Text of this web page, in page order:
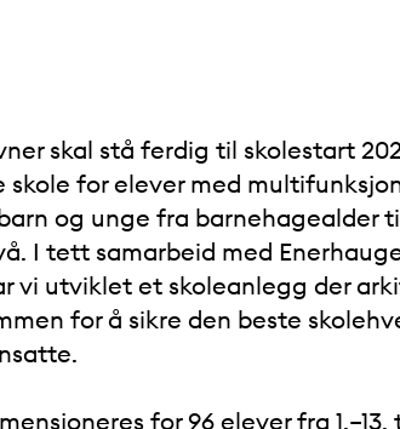
skal stå ferdig til skolestart
for elever med
og unge fra barnehagealder
I tett samarbeid med
vi utviklet et skoleanlegg der
for å sikre den beste
for 96 elever fra 1.–13.